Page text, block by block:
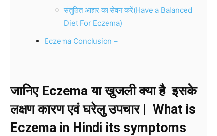
संतुलित आहार का सेवन करें(Have a Balanced
Diet For Eczema)
Eczema Conclusion –
जानिए Eczema या खुजली क्या है इसके
लक्षण कारण एवं घरेलु उपचार | What is
Eczema in Hindi its symptoms